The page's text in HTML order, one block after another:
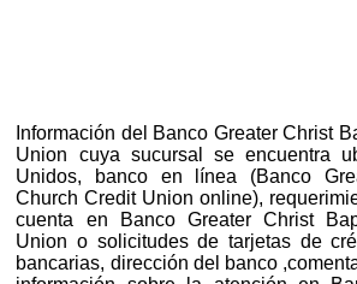
Información del Banco Greater Christ
Union cuya sucursal se encuentra
Unidos, banco en línea (Banco
Church Credit Union online),
cuenta en Banco Greater Christ
Union o solicitudes de tarjetas de
bancarias, dirección del banco